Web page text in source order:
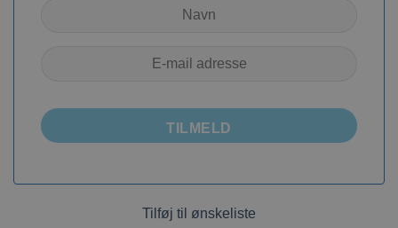
TILMELD
Tilføj til ønskeliste